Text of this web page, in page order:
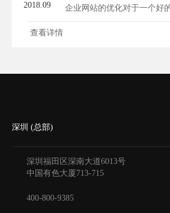
2018.09
企业网站的优化对于一个好
罕...
查看详情
深圳 (总部)
深圳福田区深南大道6013号
中国有色大厦 713-715
400-800-9385